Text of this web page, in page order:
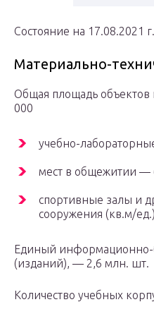
Состояние на 17.08.2021 г.
Материально-
Общая площадь
000
учебно-
мест в общежитии —
спортивные залы и
сооружения (кв.м/
Единый
(изданий), — 2,6 млн. шт.
Количество учебных